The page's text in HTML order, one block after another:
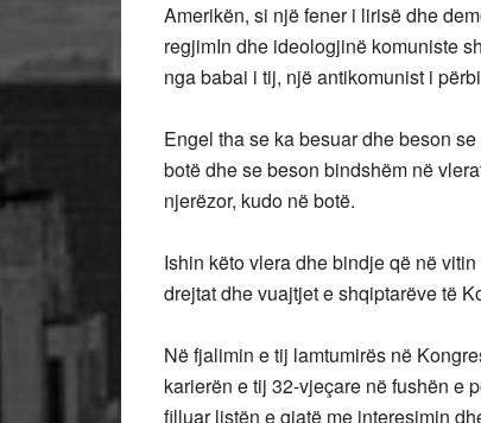
Amerikën, si një fener i lirisë dhe
regjimIn dhe ideologjinë komuniste
nga babai i tij, një antikomunist i
Engel tha se ka besuar dhe beson
botë dhe se beson bindshëm në
njerëzor, kudo në botë.
Ishin këto vlera dhe bindje që në
drejtat dhe vuajtjet e shqiptarëve të
Në fjalimin e tij lamtumirës në
karierën e tij 32-vjeçare në fushën e
filluar listën e gjatë me interesimin